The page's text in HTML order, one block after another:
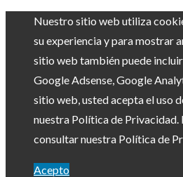
Nuestro sitio web utiliza
su experiencia y para mostrar
sitio web también puede
Google Adsense, Google
sitio web, usted acepta el uso
nuestra Política de
consultar nuestra Política de
Acepto